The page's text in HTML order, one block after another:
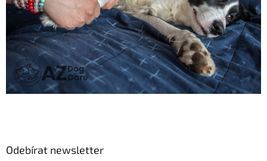
Odebírat newsletter